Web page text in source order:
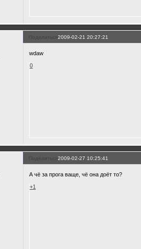
Поделиться2009-02-21 20:27:21
wdaw
0
Поделиться2009-02-27 10:25:41
А чё за прога ваще, чё она доёт то?
+1